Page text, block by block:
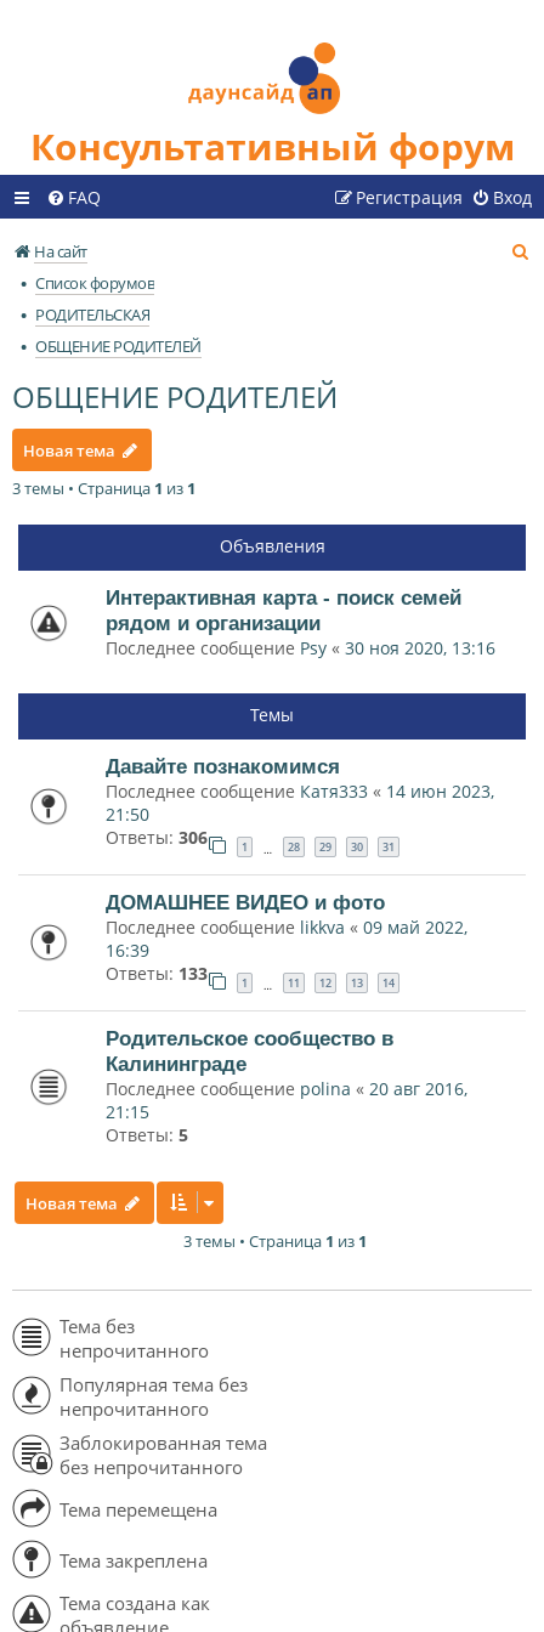
Консультативный форум
FAQ Вход
Регистрация
На сайт
Список форумов
РОДИТЕЛЬСКАЯ
ОБЩЕНИЕ РОДИТЕЛЕЙ
ОБЩЕНИЕ РОДИТЕЛЕЙ
Новая тема
3 темы • Страница 1 из 1
Объявления
Интерактивная карта - поиск семей
рядом и организации
Последнее сообщение Psy « 30 ноя 2020, 13:16
Темы
Давайте познакомимся
Последнее сообщение Катя333 « 14 июн 2023,
21:50
Ответы: 306 1 … 28 29 30 31
ДОМАШНЕЕ ВИДЕО и фото
Последнее сообщение likkva « 09 май 2022,
16:39
Ответы: 133 1 … 11 12 13 14
Родительское сообщество в
Калининграде
Последнее сообщение polina « 20 авг 2016,
21:15
Ответы: 5
Новая тема
3 темы • Страница 1 из 1
Тема без
непрочитанного
Популярная тема без
непрочитанного
Заблокированная тема
без непрочитанного
Тема перемещена
Тема закреплена
Тема создана как
объявление